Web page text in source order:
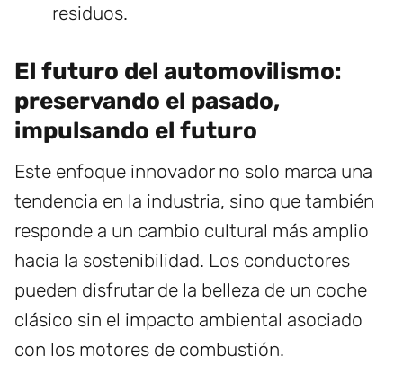
residuos.
El futuro del automovilismo:
preservando el pasado,
impulsando el futuro
Este enfoque innovador no solo marca una
tendencia en la industria, sino que también
responde a un cambio cultural más amplio
hacia la sostenibilidad. Los conductores
pueden disfrutar de la belleza de un coche
clásico sin el impacto ambiental asociado
con los motores de combustión.